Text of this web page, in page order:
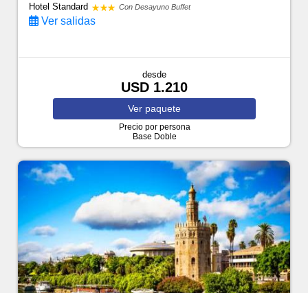
Hotel Standard
Con Desayuno Buffet
Ver salidas
desde
USD 1.210
Ver paquete
Precio por persona
Base Doble